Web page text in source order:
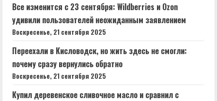
Все изменится с 23 сентября: Wildberries и Ozon
удивили пользователей неожиданным заявлением
Воскресенье, 21 сентября 2025
Переехали в Кисловодск, но жить здесь не смогли:
почему сразу вернулись обратно
Воскресенье, 21 сентября 2025
Купил деревенское сливочное масло и сравнил с